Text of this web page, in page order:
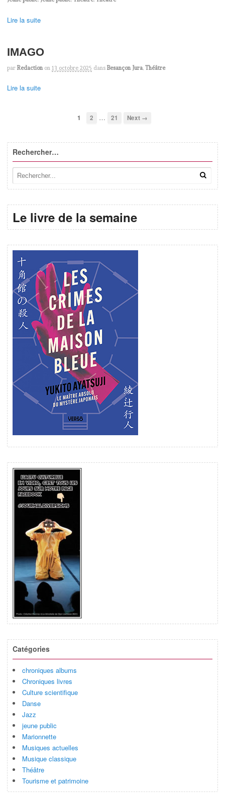
Lire la suite
IMAGO
par Redaction on 13 octobre 2025 dans Besançon Jura, Théâtre
Lire la suite
1 2 … 21 Next →
Rechercher…
Le livre de la semaine
Catégories
chroniques albums
Chroniques livres
Culture scientifique
Danse
Jazz
jeune public
Marionnette
Musiques actuelles
Musique classique
Théâtre
Tourisme et patrimoine